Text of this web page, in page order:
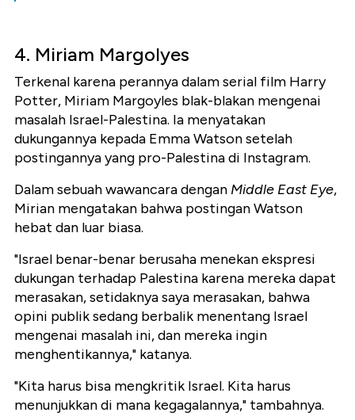
4. Miriam Margolyes
Terkenal karena perannya dalam serial film Harry
Potter, Miriam Margoyles blak-blakan mengenai
masalah Israel-Palestina. Ia menyatakan
dukungannya kepada Emma Watson setelah
postingannya yang pro-Palestina di Instagram.
Dalam sebuah wawancara dengan Middle East Eye,
Mirian mengatakan bahwa postingan Watson
hebat dan luar biasa.
"Israel benar-benar berusaha menekan ekspresi
dukungan terhadap Palestina karena mereka dapat
merasakan, setidaknya saya merasakan, bahwa
opini publik sedang berbalik menentang Israel
mengenai masalah ini, dan mereka ingin
menghentikannya," katanya.
"Kita harus bisa mengkritik Israel. Kita harus
menunjukkan di mana kegagalannya," tambahnya.